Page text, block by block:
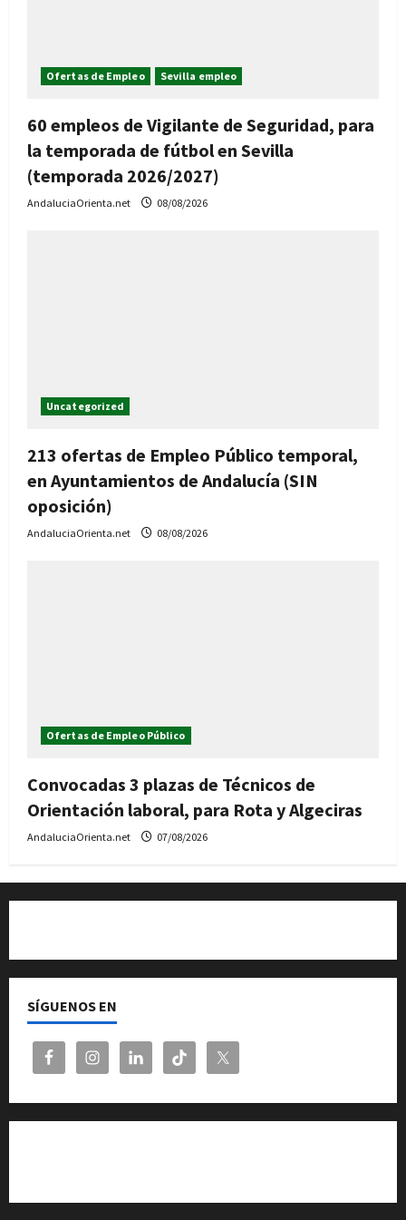
Ofertas de Empleo Sevilla empleo
60 empleos de Vigilante de Seguridad, para
la temporada de fútbol en Sevilla
(temporada 2026/2027)
AndaluciaOrienta.net 08/08/2026
Uncategorized
213 ofertas de Empleo Público temporal,
en Ayuntamientos de Andalucía (SIN
oposición)
AndaluciaOrienta.net 08/08/2026
Ofertas de Empleo Público
Convocadas 3 plazas de Técnicos de
Orientación laboral, para Rota y Algeciras
AndaluciaOrienta.net 07/08/2026
SÍGUENOS EN